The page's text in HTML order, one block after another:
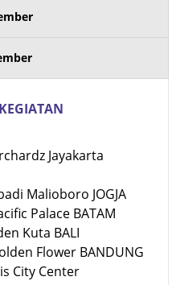
Jayakarta
Malioboro JOGJA
Palace BATAM
Kuta BALI